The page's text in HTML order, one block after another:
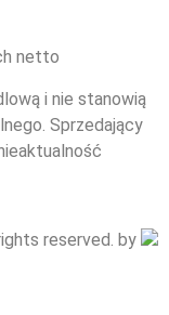
netto
i nie stanowią
Sprzedający
reserved. by